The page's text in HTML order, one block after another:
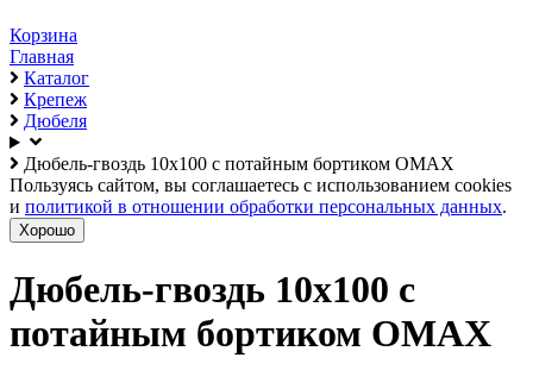
Корзина
Главная
Каталог
Крепеж
Дюбеля
Дюбель-гвоздь 10х100 с потайным бортиком OMAX
Пользуясь сайтом, вы соглашаетесь с использованием cookies
и политикой в отношении обработки персональных данных.
Хорошо
Дюбель-гвоздь 10х100 с
потайным бортиком OMAX